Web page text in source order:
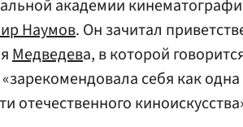
академии
Наумов. Он зачитал
Медведева, в которой
себя как
отечественного